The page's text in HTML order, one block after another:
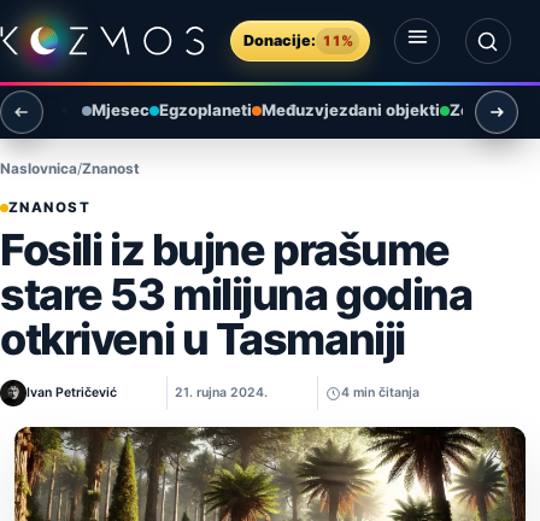
Preskoči na sadržaj
Donacije: 11%
Otvori izbornik
Otvori pretragu
Mjesec Egzoplaneti Međuzvjezdani objekti Zemlja i
Naslovnica Znanost
ZNANOST
Fosili iz bujne prašume
stare 53 milijuna godina
otkriveni u Tasmaniji
Ivan Petričević 21. rujna 2024. 4 min čitanja